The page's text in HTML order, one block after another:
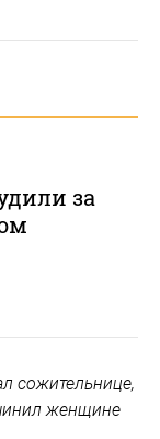
за
сожительнице,
женщине